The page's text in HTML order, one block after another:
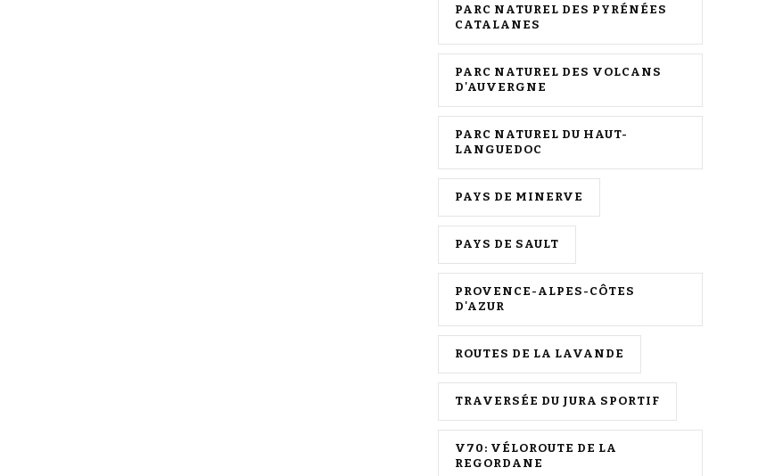
PARC NATUREL DES PYRÉNÉES
CATALANES
PARC NATUREL DES VOLCANS
D'AUVERGNE
PARC NATUREL DU HAUT-
LANGUEDOC
PAYS DE MINERVE
PAYS DE SAULT
PROVENCE-ALPES-CÔTES
D'AZUR
ROUTES DE LA LAVANDE
TRAVERSÉE DU JURA SPORTIF
V70: VÉLOROUTE DE LA
REGORDANE